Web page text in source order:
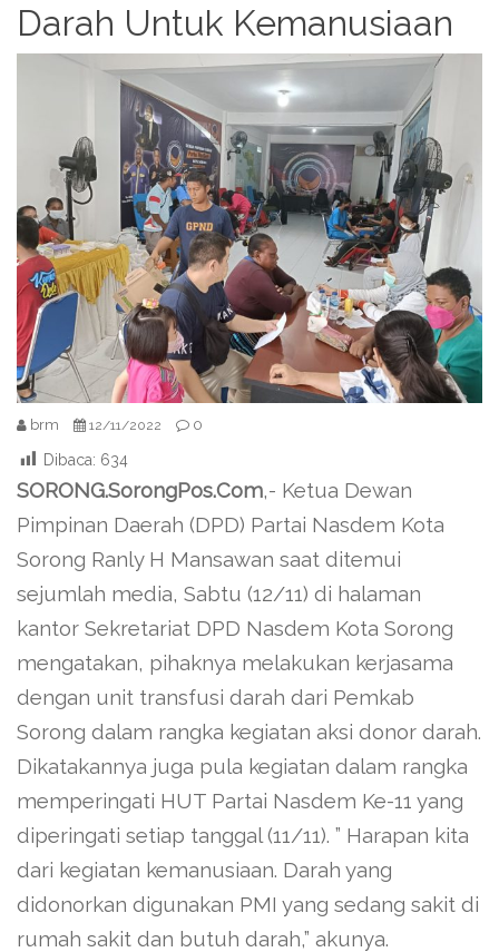
Darah Untuk Kemanusiaan
brm 12/11/2022 0
Dibaca: 634
SORONG.SorongPos.Com,- Ketua Dewan
Pimpinan Daerah (DPD) Partai Nasdem Kota
Sorong Ranly H Mansawan saat ditemui
sejumlah media, Sabtu (12/11) di halaman
kantor Sekretariat DPD Nasdem Kota Sorong
mengatakan, pihaknya melakukan kerjasama
dengan unit transfusi darah dari Pemkab
Sorong dalam rangka kegiatan aksi donor darah.
Dikatakannya juga pula kegiatan dalam rangka
memperingati HUT Partai Nasdem Ke-11 yang
diperingati setiap tanggal (11/11). ” Harapan kita
dari kegiatan kemanusiaan. Darah yang
didonorkan digunakan PMI yang sedang sakit di
rumah sakit dan butuh darah,” akunya.